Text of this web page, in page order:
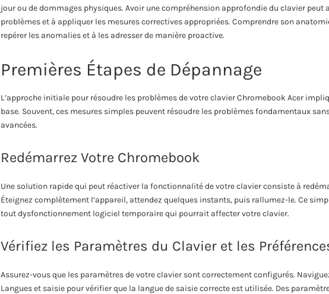
jour ou de dommages physiques. Avoir une compréhension approfondie du clavier
problèmes et à appliquer les mesures correctives appropriées. Comprendre son
repérer les anomalies et à les adresser de manière proactive.
Premières Étapes de Dépannage
L’approche initiale pour résoudre les problèmes de votre clavier Chromebook Acer
base. Souvent, ces mesures simples peuvent résoudre les problèmes fondamentaux
avancées.
Redémarrez Votre Chromebook
Une solution rapide qui peut réactiver la fonctionnalité de votre clavier consiste à
Éteignez complètement l’appareil, attendez quelques instants, puis rallumez-le. Ce
tout dysfonctionnement logiciel temporaire qui pourrait affecter votre clavier.
Vérifiez les Paramètres du Clavier et les
Assurez-vous que les paramètres de votre clavier sont correctement configurés.
Langues et saisie pour vérifier que la langue de saisie correcte est utilisée. Des